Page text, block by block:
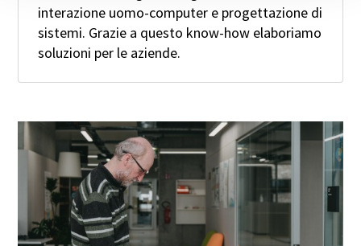
interazione uomo-computer e progettazione di
sistemi. Grazie a questo know-how elaboriamo
soluzioni per le aziende.